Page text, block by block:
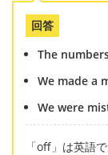
回答
The
We made a
We were
「off」は英語